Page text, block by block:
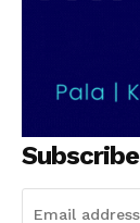
Subscribe